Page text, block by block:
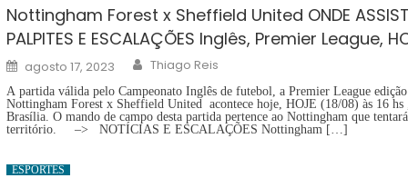
Nottingham Forest x Sheffield United ONDE
PALPITES E ESCALAÇÕES Inglês, Premier League,
Posted
on
agosto 17, 2023 Author
Thiago Reis
A partida válida pelo Campeonato Inglês de futebol, a Premier League
Nottingham Forest x Sheffield United acontece hoje, HOJE (18/08) às 16
Brasília. O mando de campo desta partida pertence ao Nottingham que
território. –> NOTÍCIAS E ESCALAÇÕES Nottingham […]
ESPORTES